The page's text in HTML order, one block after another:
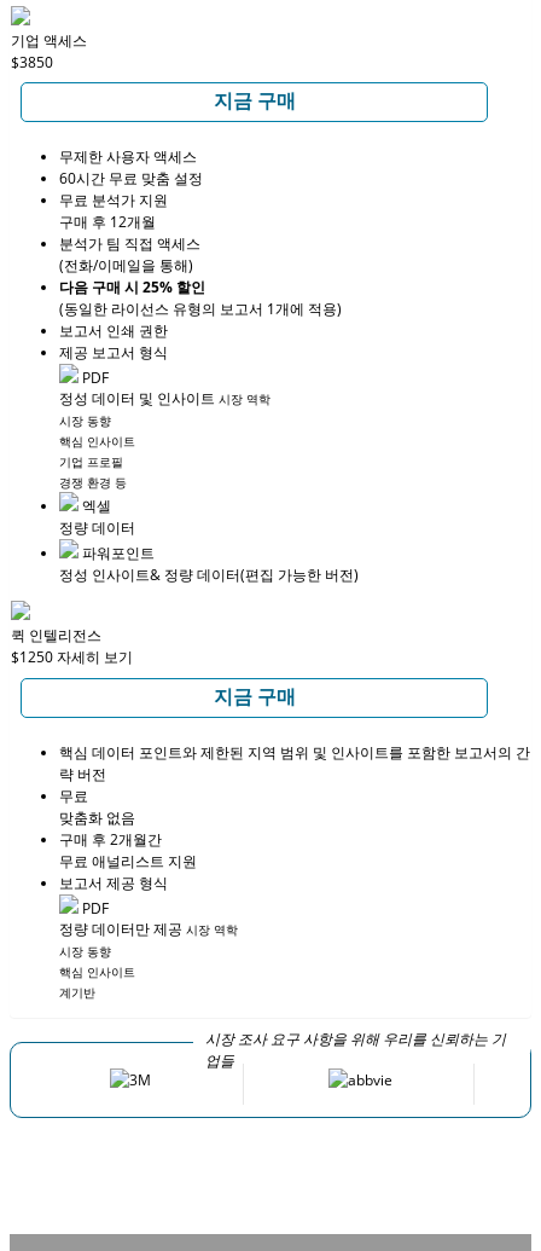
기업 액세스
$3850
지금 구매
무제한 사용자 액세스
60시간 무료 맞춤 설정
무료 분석가 지원
구매 후 12개월
분석가 팀 직접 액세스
(전화/이메일을 통해)
다음 구매 시 25% 할인
(동일한 라이선스 유형의 보고서 1개에 적용)
보고서 인쇄 권한
제공 보고서 형식
PDF
정성 데이터 및 인사이트 시장 역학
시장 동향
핵심 인사이트
기업 프로필
경쟁 환경 등
엑셀
정량 데이터
파워포인트
정성 인사이트& 정량 데이터(편집 가능한 버전)
퀵 인텔리전스
$1250자세히 보기
지금 구매
핵심 데이터 포인트와 제한된 지역 범위 및 인사이트를 포함한 보고서의 간
략 버전
무료
맞춤화 없음
구매 후 2개월간
무료 애널리스트 지원
보고서 제공 형식
PDF
정량 데이터만 제공 시장 역학
시장 동향
핵심 인사이트
계기반
시장 조사 요구 사항을 위해 우리를 신뢰하는 기
업들